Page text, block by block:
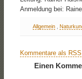
Anmeldung bei:
Allgemein,
Kommentare als RSS
Einen